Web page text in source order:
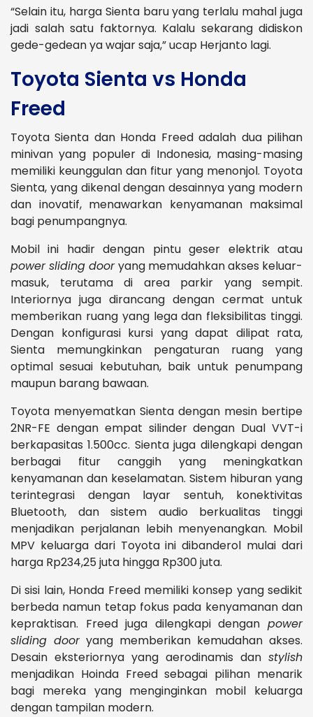
“Selain itu, harga Sienta baru yang terlalu mahal juga
jadi salah satu faktornya. Kalalu sekarang didiskon
gede-gedean ya wajar saja,” ucap Herjanto lagi.
Toyota Sienta vs Honda
Freed
Toyota Sienta dan Honda Freed adalah dua pilihan
minivan yang populer di Indonesia, masing-masing
memiliki keunggulan dan fitur yang menonjol. Toyota
Sienta, yang dikenal dengan desainnya yang modern
dan inovatif, menawarkan kenyamanan maksimal
bagi penumpangnya.
Mobil ini hadir dengan pintu geser elektrik atau
power sliding dooryang memudahkan akses keluar-
masuk, terutama di area parkir yang sempit.
Interiornya juga dirancang dengan cermat untuk
memberikan ruang yang lega dan fleksibilitas tinggi.
Dengan konfigurasi kursi yang dapat dilipat rata,
Sienta memungkinkan pengaturan ruang yang
optimal sesuai kebutuhan, baik untuk penumpang
maupun barang bawaan.
Toyota menyematkan Sienta dengan mesin bertipe
2NR-FE dengan empat silinder dengan Dual VVT-i
berkapasitas 1.500cc. Sienta juga dilengkapi dengan
berbagai fitur canggih yang meningkatkan
kenyamanan dan keselamatan. Sistem hiburan yang
terintegrasi dengan layar sentuh, konektivitas
Bluetooth, dan sistem audio berkualitas tinggi
menjadikan perjalanan lebih menyenangkan. Mobil
MPV keluarga dari Toyota ini dibanderol mulai dari
harga Rp234,25 juta hingga Rp300 juta.
Di sisi lain, Honda Freed memiliki konsep yang sedikit
berbeda namun tetap fokus pada kenyamanan dan
kepraktisan. Freed juga dilengkapi dengan power
sliding dooryang memberikan kemudahan akses.
Desain eksteriornya yang aerodinamis dan stylish
menjadikan Hoinda Freed sebagai pilihan menarik
bagi mereka yang menginginkan mobil keluarga
dengan tampilan modern.